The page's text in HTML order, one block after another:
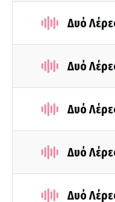
Δυό
Δυό
Δυό
Δυό
Δυό